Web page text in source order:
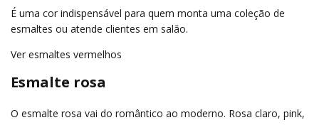
É uma cor indispensável para quem monta uma coleção de
esmaltes ou atende clientes em salão.
Ver esmaltes vermelhos
Esmalte rosa
O esmalte rosa vai do romântico ao moderno. Rosa claro, pink,